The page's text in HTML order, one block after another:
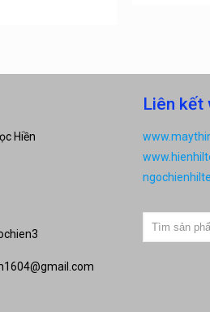
Hiền
Liên kết